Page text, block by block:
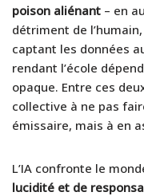
poison aliénant – en
détriment de
captant les données
rendant l’école
opaque. Entre ces
collective à ne pas
émissaire, mais à en
L’IA confronte le
lucidité et de